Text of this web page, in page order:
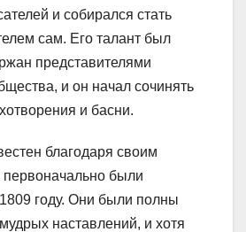
и собирался стать
сам. Его талант был
представителями
и он начал сочинять
и басни.
благодаря своим
были
году. Они были полны
наставлений, и хотя